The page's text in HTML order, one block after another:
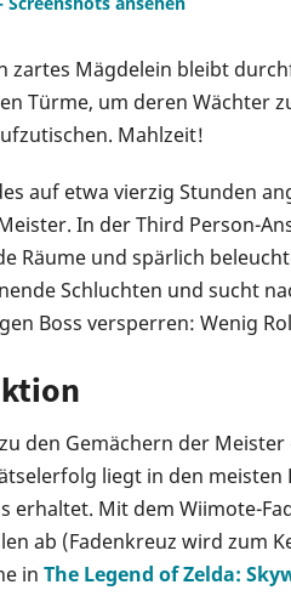
zartes Mägdelein bleibt
Türme, um deren Wächter
Mahlzeit!
auf etwa vierzig Stunden
In der Third Person-
Räume und spärlich
Schluchten und sucht
Boss versperren: Wenig
den Gemächern der
liegt in den
erhaltet. Mit dem Wiimote-
ab (Fadenkreuz wird zum
in The Legend of Zelda: